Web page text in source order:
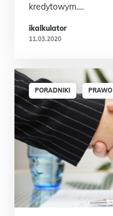
kredytowym.…
ikalkulator
11.03.2020
PORADNIKI PRAWO